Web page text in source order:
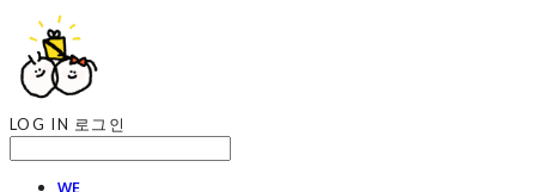
LOG IN 로그인
WE